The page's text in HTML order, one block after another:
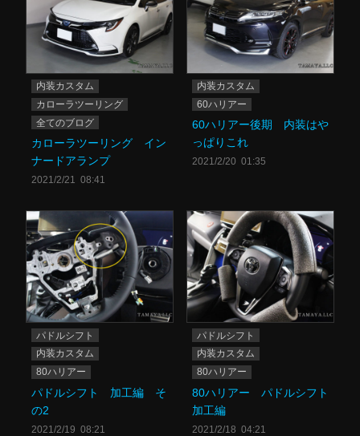
内装カスタム
カローラツーリング
全てのブログ
カローラツーリング イン
ナードアランプ
2021/2/21 08:41
内装カスタム
60ハリアー
60ハリアー後期 内装はや
っぱりこれ
2021/2/20 01:35
パドルシフト
内装カスタム
80ハリアー
パドルシフト 加工編 そ
の2
2021/2/19 08:21
パドルシフト
内装カスタム
80ハリアー
80ハリアー パドルシフト
加工編
2021/2/18 04:21